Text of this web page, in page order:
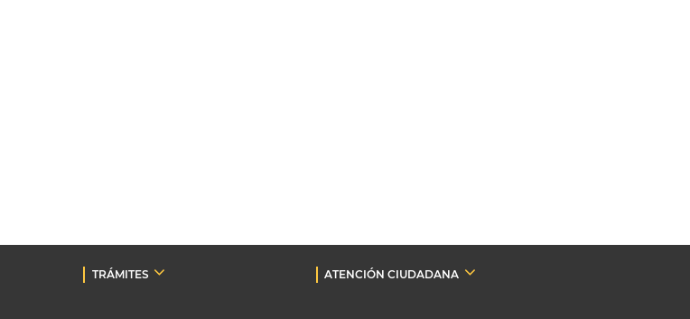
TRÁMITES
ATENCIÓN CIUDADANA